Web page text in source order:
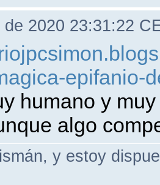
de 2020 23:31:22
epifanio-
humano y
algo
y estoy